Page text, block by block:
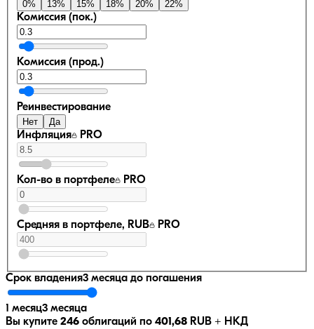
0% 13% 15% 18% 20% 22%
Комиссия (пок.)
Комиссия (прод.)
Реинвестирование
Нет Да
Инфляция PRO
Кол-во в портфеле PRO
Средняя в портфеле, RUB PRO
Срок владения3 месяца до погашения
1 месяц3 месяца
Вы купите 246 облигаций по 401,68 RUB + НКД